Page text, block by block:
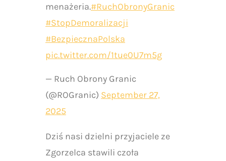
menażeria.#RuchObronyGranic
#StopDemoralizacji
#BezpiecznaPolska
pic.twitter.com/1tue0U7m5g
— Ruch Obrony Granic
(@ROGranic) September 27,
2025
Dziś nasi dzielni przyjaciele ze
Zgorzelca stawili czoła